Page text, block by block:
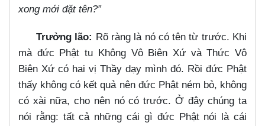
xong mới đặt tên?”
Trưởng lão: Rõ ràng là nó có tên từ trước. Khi
mà đức Phật tu Không Vô Biên Xứ và Thức Vô
Biên Xứ có hai vị Thầy dạy mình đó. Rồi đức Phật
thấy không có kết quả nên đức Phật ném bỏ, không
có xài nữa, cho nên nó có trước. Ở đây chúng ta
nói rằng: tất cả những cái gì đức Phật nói là cái